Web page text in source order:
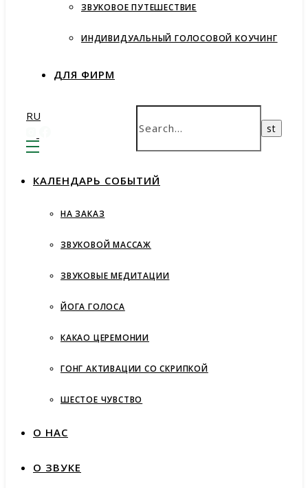
ЗВУКОВОЕ ПУТЕШЕСТВИЕ
ИНДИВИДУАЛЬНЫЙ ГОЛОСОВОЙ КОУЧИНГ
ДЛЯ ФИРМ
RU
КАЛЕНДАРЬ СОБЫТИЙ
НА ЗАКАЗ
ЗВУКОВОЙ МАССАЖ
ЗВУКОВЫЕ МЕДИТАЦИИ
ЙОГА ГОЛОСА
КАКАО ЦЕРЕМОНИИ
ГОНГ АКТИВАЦИИ СО СКРИПКОЙ
ШЕСТОЕ ЧУВСТВО
О НАС
О ЗВУКЕ